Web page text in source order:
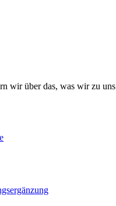
wir über das, was wir zu